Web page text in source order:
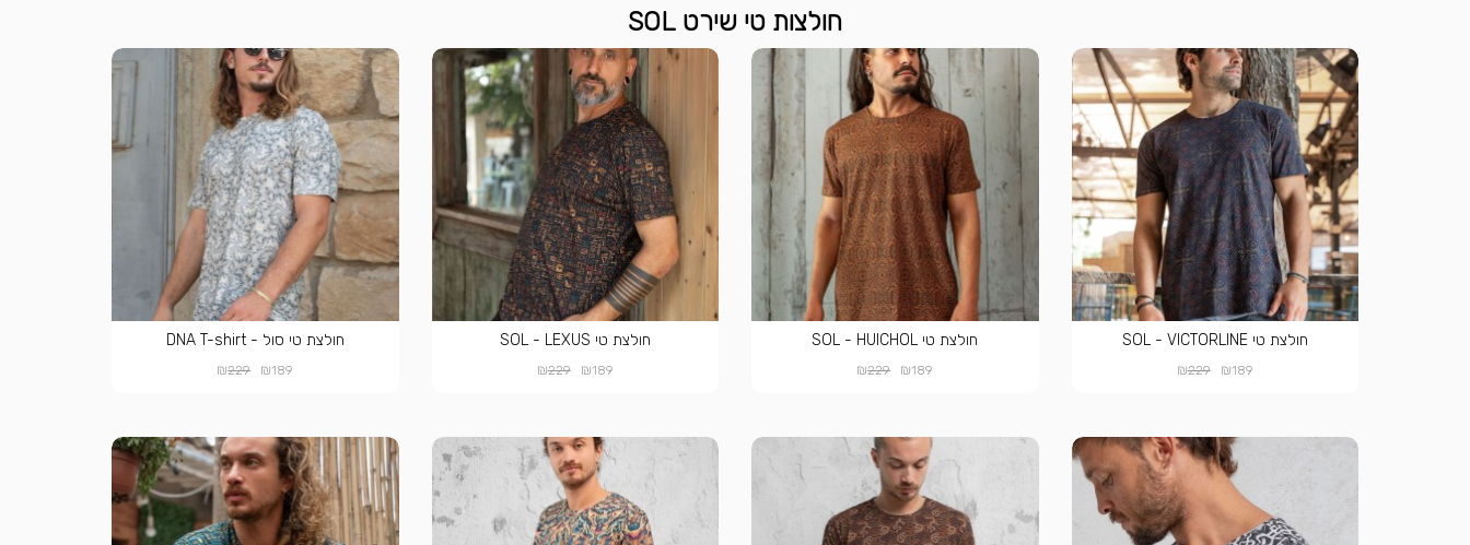
חולצות טי שירט SOL
חולצת טי SOL - VICTORLINE
₪189
₪229
חולצת טי SOL - HUICHOL
₪189
₪229
חולצת טי SOL - LEXUS
₪189
₪229
חולצת טי סול - DNA T-shirt
₪189
₪229